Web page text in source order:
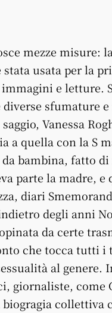
mezze misure:
usata per la
e letture.
sfumature
Vanessa
a quella con la S
bambina, fatto di
parte la madre, e
diari
degli anni
da certe
che tocca tutti
al genere.
come